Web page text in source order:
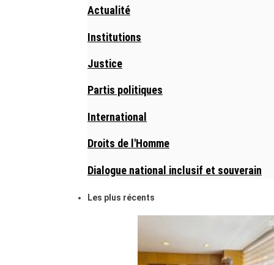
Actualité
Institutions
Justice
Partis politiques
International
Droits de l'Homme
Dialogue national inclusif et souverain
Les plus récents